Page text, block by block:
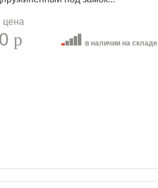
цена
p в наличии на складе